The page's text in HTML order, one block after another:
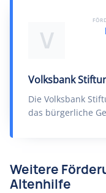
V
Volksbank
Die Volksbank
das bürgerliche
Weitere
Altenhilfe